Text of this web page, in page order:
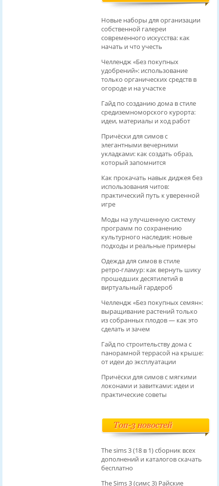
Новые наборы для организации
собственной галереи
современного искусства: как
начать и что учесть
Челлендж «Без покупных
удобрений»: использование
только органических средств в
огороде и на участке
Гайд по созданию дома в стиле
средиземноморского курорта:
идеи, материалы и ход работ
Причёски для симов с
элегантными вечерними
укладками: как создать образ,
который запомнится
Как прокачать навык диджея без
использования читов:
практический путь к уверенной
игре
Моды на улучшенную систему
программ по сохранению
культурного наследия: новые
подходы и реальные примеры
Одежда для симов в стиле
ретро‑гламур: как вернуть шику
прошедших десятилетий в
виртуальный гардероб
Челлендж «Без покупных семян»:
выращивание растений только
из собранных плодов — как это
сделать и зачем
Гайд по строительству дома с
панорамной террасой на крыше:
от идеи до эксплуатации
Причёски для симов с мягкими
локонами и завитками: идеи и
практические советы
Топ-3 новостей
The sims 3 (18 в 1) сборник всех
дополнений и каталогов скачать
бесплатно
The Sims 3 (симс 3) Райские